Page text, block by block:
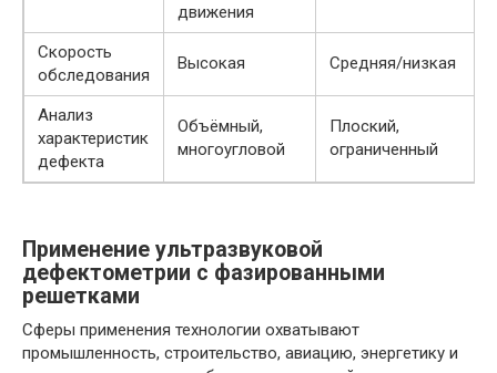
движения
Скорость
обследования
Высокая Средняя/низкая
Анализ
характеристик
дефекта
Объёмный,
многоугловой
Плоский,
ограниченный
Применение ультразвуковой
дефектометрии с фазированными
решетками
Сферы применения технологии охватывают
промышленность, строительство, авиацию, энергетику и